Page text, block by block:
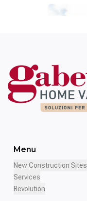
Menu
New Construction Sites
Services
Revolution